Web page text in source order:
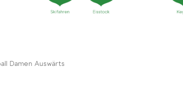
Damen Auswärts